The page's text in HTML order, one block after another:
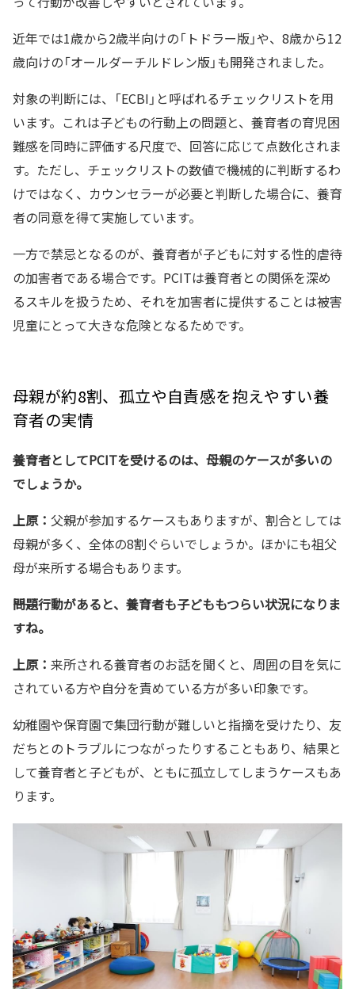
近年では1歳から2歳半向けの「トドラー版」や、8歳から12
歳向けの「オールダーチルドレン版」も開発されました。
対象の判断には、「ECBI」と呼ばれるチェックリストを用
います。これは子どもの行動上の問題と、養育者の育児困
難感を同時に評価する尺度で、回答に応じて点数化されま
す。ただし、チェックリストの数値で機械的に判断するわ
けではなく、カウンセラーが必要と判断した場合に、養育
者の同意を得て実施しています。
一方で禁忌となるのが、養育者が子どもに対する性的虐待
の加害者である場合です。PCITは養育者との関係を深め
るスキルを扱うため、それを加害者に提供することは被害
児童にとって大きな危険となるためです。
母親が約8割、孤立や自責感を抱えやすい養
育者の実情
養育者としてPCITを受けるのは、母親のケースが多いの
でしょうか。
上原： 父親が参加するケースもありますが、割合としては
母親が多く、全体の8割ぐらいでしょうか。ほかにも祖父
母が来所する場合もあります。
――問題行動があると、養育者も子どももつらい状況になりま
すね。
上原： 来所される養育者のお話を聞くと、周囲の目を気に
されている方や自分を責めている方が多い印象です。
幼稚園や保育園で集団行動が難しいと指摘を受けたり、友
だちとのトラブルにつながったりすることもあり、結果と
して養育者と子どもが、ともに孤立してしまうケースもあ
ります。